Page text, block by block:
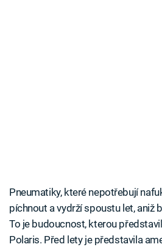
Pneumatiky, které nepotřebují
píchnout a vydrží spoustu let, aniž
To je budoucnost, kterou
Polaris. Před lety je představila